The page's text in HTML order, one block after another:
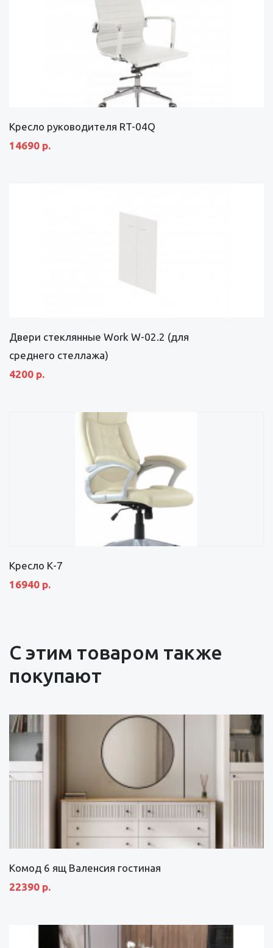
Кресло руководителя RT-04Q
14690 р.
Двери стеклянные Work W-02.2 (для
среднего стеллажа)
4200 р.
Кресло К-7
16940 р.
С этим товаром также
покупают
Комод 6 ящ Валенсия гостиная
22390 р.